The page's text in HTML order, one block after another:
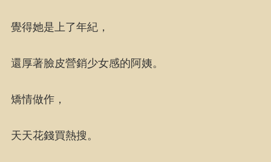
覺得她是上了年紀，
還厚著臉皮營銷少女感的阿姨。
矯情做作，
天天花錢買熱搜。